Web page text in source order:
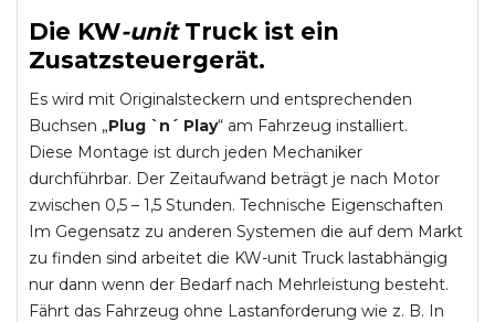
Die KW-unit Truckist ein
Zusatzsteuergerät.
Es wird mit Originalsteckern und entsprechenden
Buchsen „Plug `n´ Play“ am Fahrzeug installiert.
Diese Montage ist durch jeden Mechaniker
durchführbar. Der Zeitaufwand beträgt je nach Motor
zwischen 0,5 – 1,5 Stunden. Technische Eigenschaften
Im Gegensatz zu anderen Systemen die auf dem Markt
zu finden sind arbeitet die KW-unit Truck lastabhängig
nur dann wenn der Bedarf nach Mehrleistung besteht.
Fährt das Fahrzeug ohne Lastanforderung wie z. B. In